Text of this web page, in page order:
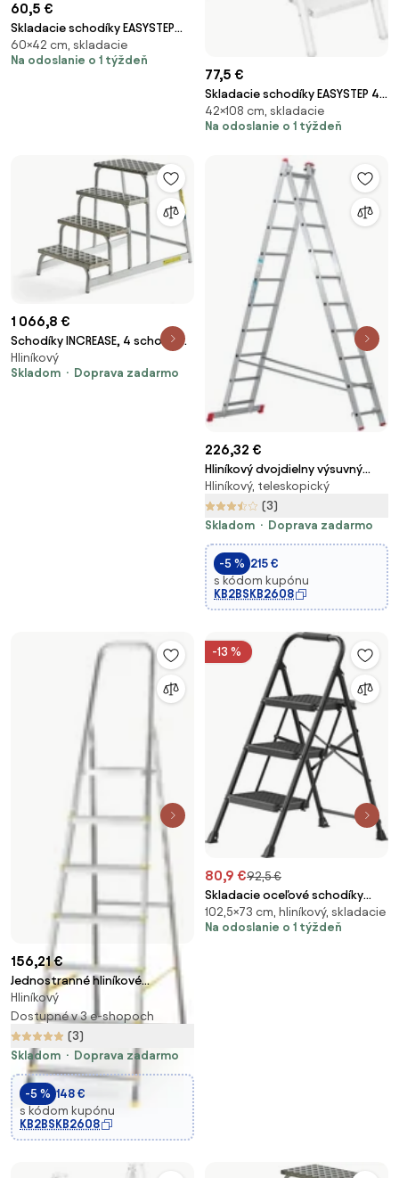
60,5 €
Skladacie schodíky EASYSTEP
biele
60×42 cm, skladacie
Na odoslanie o 1 týždeň
77,5 €
Skladacie schodíky EASYSTEP 4-
stupňové biele
42×108 cm, skladacie
Na odoslanie o 1 týždeň
1 066,8 €
Schodíky INCREASE, 4 schody,
výška platformy 800 mm
Hliníkový
Skladom
Doprava zadarmo
226,32 €
Hliníkový dvojdielny výsuvný
rebrík VENBOS HOBBY, 2x10
priečok, 4,5 m
Hliníkový, teleskopický
(3)
Skladom
Doprava zadarmo
-5 % 215 €
s kódom kupónu
KB2BSKB2608
156,21 €
Jednostranné hliníkové
schodíky ALVE EUROSTYL, 1x7
stupňov, výška 1,41 m
Hliníkový
Dostupné v 3 e-shopoch
(3)
Skladom
Doprava zadarmo
-5 % 148 €
s kódom kupónu
KB2BSKB2608
-13 %
80,9 €92,5 €
Skladacie oceľové schodíky
GSLB35203BZ01
102,5×73 cm, hliníkový, skladacie
Na odoslanie o 1 týždeň